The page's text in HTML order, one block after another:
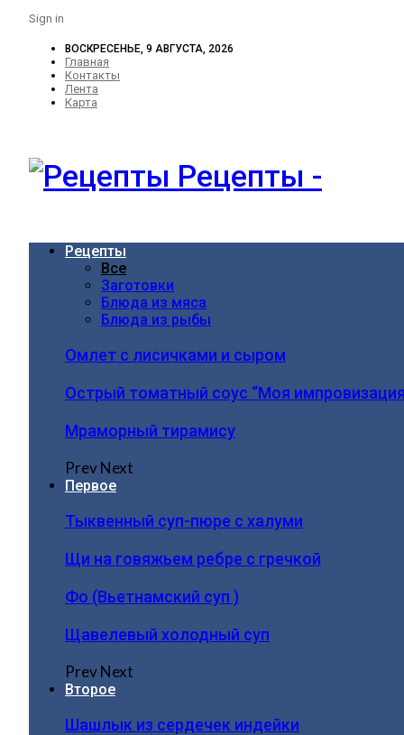
Sign in
ВОСКРЕСЕНЬЕ, 9 АВГУСТА, 2026
Главная
Контакты
Лента
Карта
Рецепты -
Рецепты
Все
Заготовки
Блюда из мяса
Блюда из рыбы
Омлет с лисичками и сыром
Острый томатный соус “Моя
Мраморный тирамису
PrevNext
Первое
Тыквенный суп-пюре с халуми
Щи на говяжьем ребре с гречкой
Фо (Вьетнамский суп )
Щавелевый холодный суп
PrevNext
Второе
Шашлык из сердечек индейки